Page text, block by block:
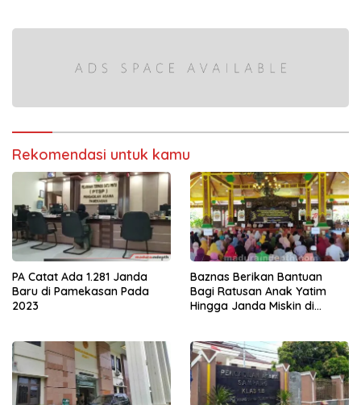
Rekomendasi untuk kamu
PA Catat Ada 1.281 Janda
Baru di Pamekasan Pada
2023
Baznas Berikan Bantuan
Bagi Ratusan Anak Yatim
Hingga Janda Miskin di